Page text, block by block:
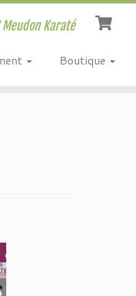
Meudon Karaté
Boutique